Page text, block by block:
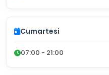
Cumartesi
07:00 - 21:00